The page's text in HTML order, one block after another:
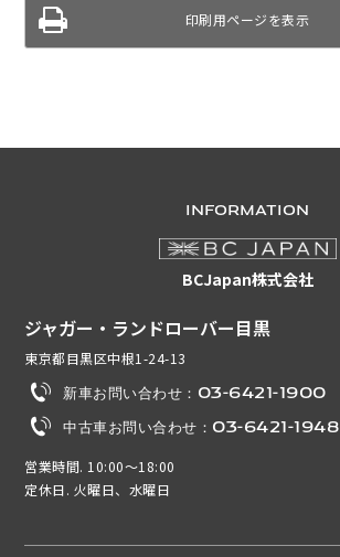
印刷用ページを表示
INFORMATION
BCJapan株式会社
ジャガー・ランドローバー目黒
東京都目黒区中根1-24-13
新車お問い合わせ：03-6421-1900
中古車お問い合わせ：03-6421-1948
営業時間. 10:00～18:00
定休日. 火曜日、水曜日